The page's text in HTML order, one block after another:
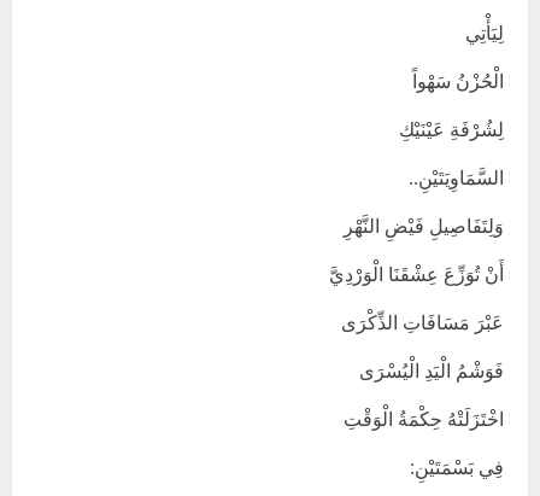
لِيَأْتِي
الْحُزْنُ سَهْواً
لِشُرْفَةِ عَيْنَيْكِ
السَّمَاوِيَتَيْنِ..
وَلِتَفَاصِيلِ فَيْضِ النَّهْرِ
أَنْ تُوَزِّعَ عِشْقَنَا الْوَرْدِيَّ
عَبْرَ مَسَافَاتِ الذِّكْرَى
فَوَشْمُ الْيَدِ الْيُسْرَى
اخْتَزَلَتْهُ حِكْمَةُ الْوَقْتِ
فِي بَسْمَتَيْنِ: